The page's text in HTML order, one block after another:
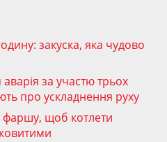
закуска, яка чудово
за участю трьох
про ускладнення руху
щоб котлети